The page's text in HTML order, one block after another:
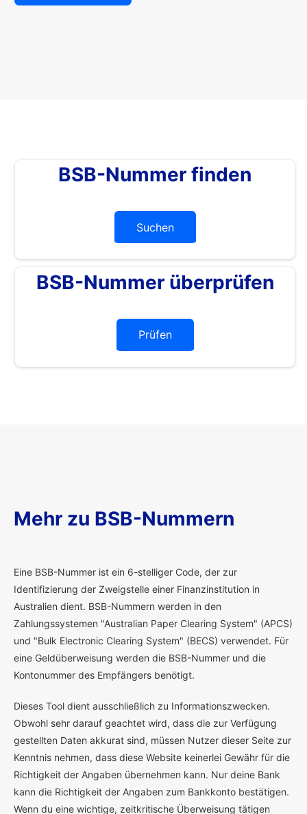
BSB-Nummer finden
Suchen
BSB-Nummer überprüfen
Prüfen
Mehr zu BSB-Nummern
Eine BSB-Nummer ist ein 6-stelliger Code, der zur
Identifizierung der Zweigstelle einer Finanzinstitution in
Australien dient. BSB-Nummern werden in den
Zahlungssystemen "Australian Paper Clearing System" (APCS)
und "Bulk Electronic Clearing System" (BECS) verwendet. Für
eine Geldüberweisung werden die BSB-Nummer und die
Kontonummer des Empfängers benötigt.
Dieses Tool dient ausschließlich zu Informationszwecken.
Obwohl sehr darauf geachtet wird, dass die zur Verfügung
gestellten Daten akkurat sind, müssen Nutzer dieser Seite zur
Kenntnis nehmen, dass diese Website keinerlei Gewähr für die
Richtigkeit der Angaben übernehmen kann. Nur deine Bank
kann die Richtigkeit der Angaben zum Bankkonto bestätigen.
Wenn du eine wichtige, zeitkritische Überweisung tätigen